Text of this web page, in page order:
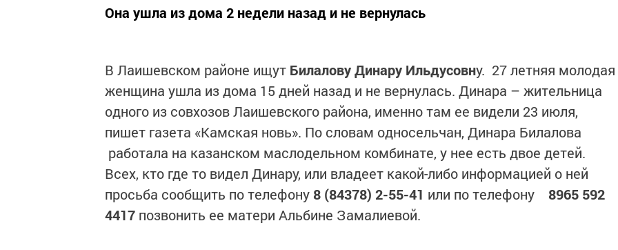
Она ушла из дома 2 недели назад и не вернулась
В Лаишевском районе ищут Билалову Динару Ильдусовну. 27 летняя молодая
женщина ушла из дома 15 дней назад и не вернулась. Динара – жительница
одного из совхозов Лаишевского района, именно там ее видели 23 июля,
пишет газета «Камская новь». По словам односельчан, Динара Билалова
работала на казанском маслодельном комбинате, у нее есть двое детей.
Всех, кто где то видел Динару, или владеет какой-либо информацией о ней
просьба сообщить по телефону 8 (84378) 2-55-41 или по телефону 8965 592
4417 позвонить ее матери Альбине Замалиевой.